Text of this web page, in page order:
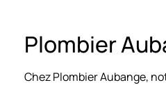
Plombier
Chez Plombier Aubange,